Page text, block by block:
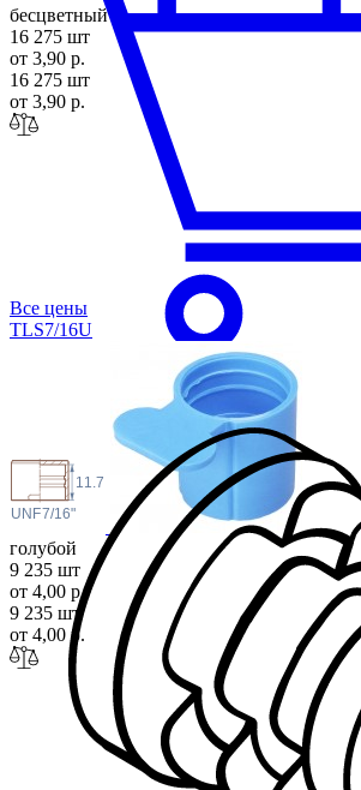
бесцветный
16 275 шт
от 3,90 р.
16 275 шт
от 3,90 р.
Все цены
TLS7/16U
11.7
UNF7/16"
голубой
9 235 шт
от 4,00 р.
9 235 шт
от 4,00 р.